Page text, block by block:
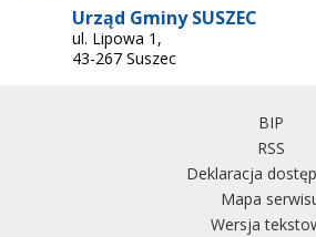
Urząd Gminy SUSZEC
ul. Lipowa 1,
43-267 Suszec
BIP
RSS
Deklaracja
Mapa
Wersja